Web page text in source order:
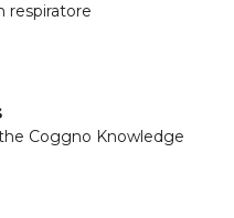
respiratore
Coggno Knowledge